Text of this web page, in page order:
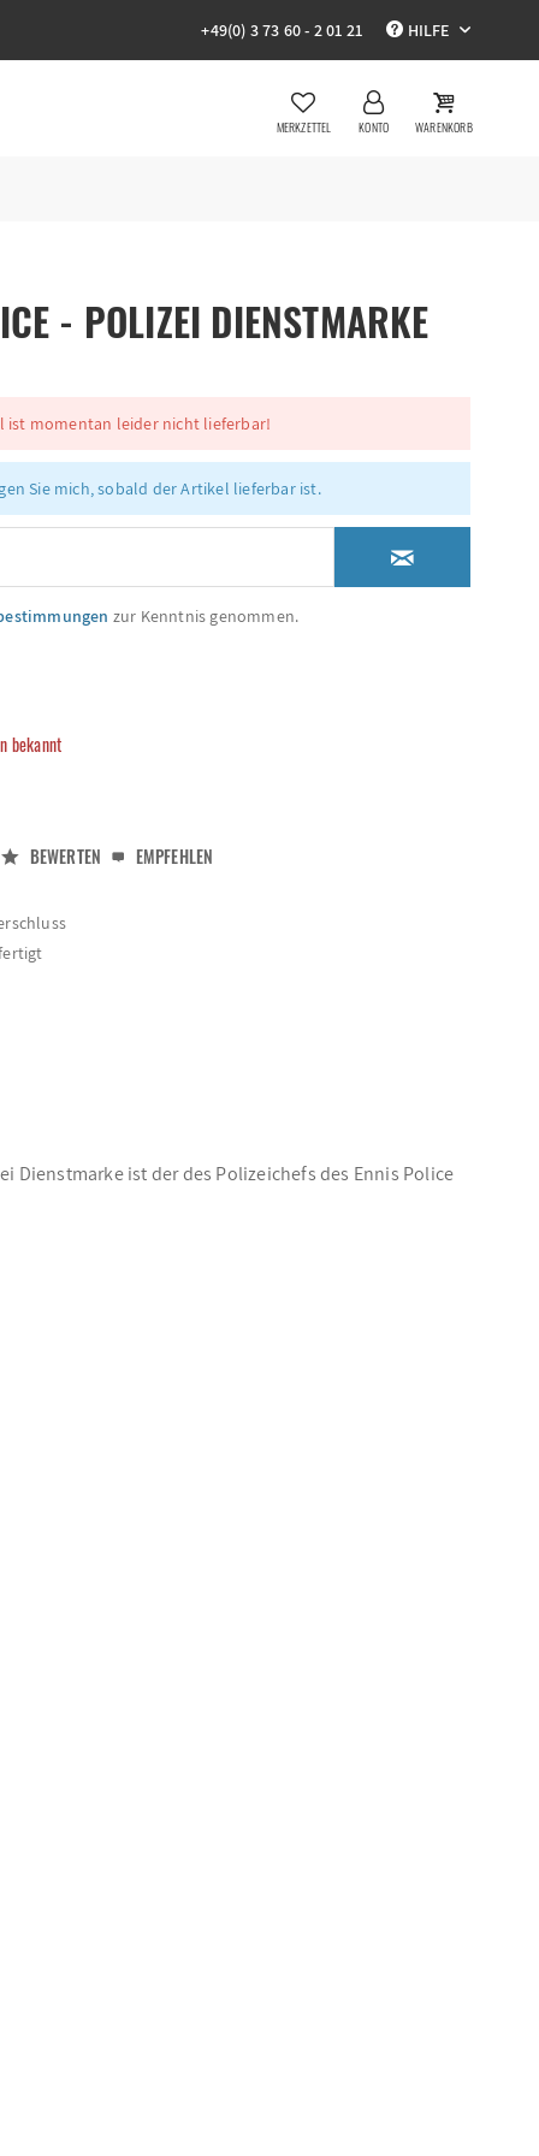
+49(0) 3 73 60 - 2 01 21 HILFE
MERKZETTEL KONTO WARENKORB
- POLIZEI DIENSTMARKE
ist momentan leider nicht lieferbar!
Sie mich, sobald der Artikel lieferbar ist.
zur Kenntnis genommen.
bekannt
BEWERTEN EMPFEHLEN
Dienstmarke ist der des Polizeichefs des Ennis Police